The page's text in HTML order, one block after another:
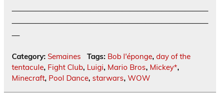
—————————————————————————
—————————————————————————
—
Category: Semaines Tags: Bob l'éponge, day of the
tentacule, Fight Club, Luigi, Mario Bros, Mickey*,
Minecraft, Pool Dance, starwars, WOW